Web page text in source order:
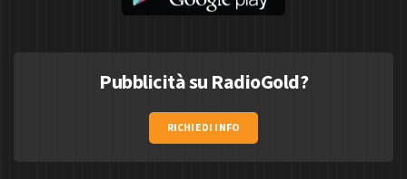
Pubblicità su RadioGold?
RICHIEDI INFO